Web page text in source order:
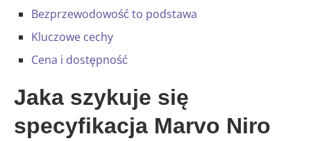
Bezprzewodowość to podstawa
Kluczowe cechy
Cena i dostępność
Jaka szykuje się
specyfikacja Marvo Niro